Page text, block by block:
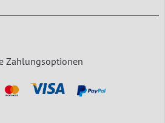
Zahlungsoptionen